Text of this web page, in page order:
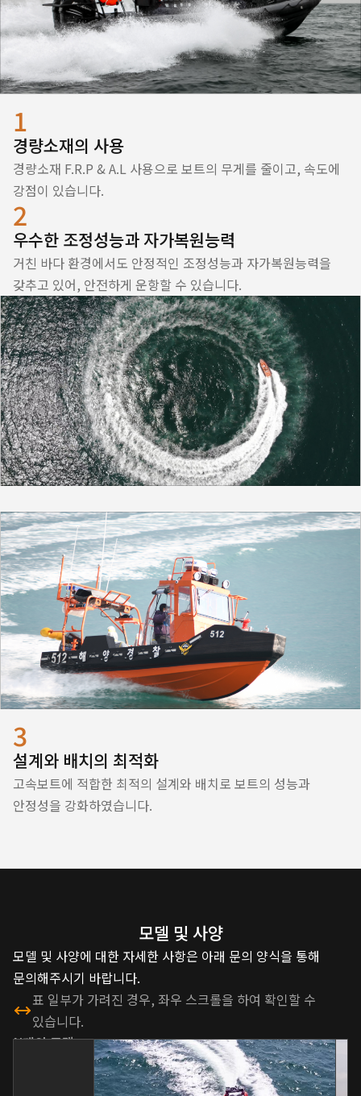
1
경량소재의 사용
경량소재 F.R.P & A.L 사용으로 보트의 무게를 줄이고, 속도에
강점이 있습니다.
2
우수한 조정성능과 자가복원능력
거친 바다 환경에서도 안정적인 조정성능과 자가복원능력을
갖추고 있어, 안전하게 운항할 수 있습니다.
3
설계와 배치의 최적화
고속보트에 적합한 최적의 설계와 배치로 보트의 성능과
안정성을 강화하였습니다.
모델 및 사양
모델 및 사양에 대한 자세한 사항은 아래 문의 양식을 통해
문의해주시기 바랍니다.
표 일부가 가려진 경우, 좌우 스크롤을 하여 확인할 수
있습니다.
N개의 모델